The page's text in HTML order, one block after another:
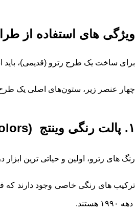
ویژگی های استفاده از
برای ساخت یک طرح رترو (قدیمی)، باید
چهار عنصر زیر، ستون‌های اصلی یک
۱. پالت رنگی وینتج (Vintage Colors)
رنگ‌ های رترو، اولین و حیاتی ‌ترین
دهه ۱۹۹۰ هستند.